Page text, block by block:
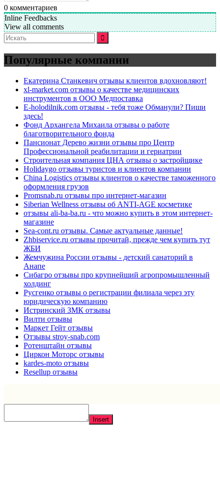
0 комментариев
Inline Feedbacks
View all comments
Искать:
Популярные компании
Екатерина Станкевич отзывы клиентов вдохновляют!
xl-market.com отзывы о качестве медицинских
инструментов в ООО Медпоставка
E-holodilnik.com отзывы - тебя тоже Обманули? Пиши
здесь!
Фонд Архангела Михаила отзывы о работе
благотворительного фонда
Пансионат Дерево жизни отзывы про Центр
Профессиональной реабилитации и гериатрии
Строительная компания ЦНА отзывы о застройщике
Holidaygo отзывы туристов и клиентов компании
China Logistics отзывы клиентов о качестве таможенного
оформления грузов
Promsnab.ru отзывы про интернет-магазин
Siberian Wellness отзывы об ANTI-AGE косметике
отзывы ali-ba-ba.ru - что можно купить в этом интернет-
магазине
Sea-cont.ru отзывы. Самые актуальные данные!
Zhbiservice.ru отзывы прочитай, прежде чем купить тут
ЖБИ
Жемчужина России отзывы - детский санаторий в
Анапе
Сибагро отзывы про крупнейший агропромышленный
холдинг
Русгенко отзывы о регистрации филиала через эту
юридическую компанию
Истринский ЗМК отзывы
Вилти отзывы
Маркет Гейт отзывы
Отзывы stroy-snab.com
Ротенштайн отзывы
Циркон Моторс отзывы
kardes-moto отзывы
Resellup отзывы
Insert